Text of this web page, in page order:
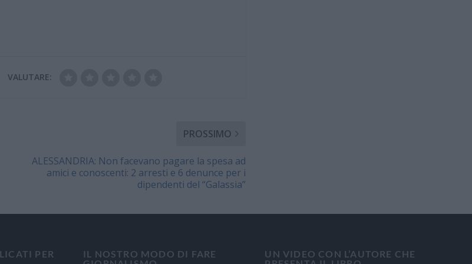
VALUTARE:
PROSSIMO
ALESSANDRIA: Non facevano pagare la spesa ad
amici e conoscenti: 2 arresti e 6 denunce per i
dipendenti del “Galassia”
PER
IL NOSTRO MODO DI FARE
UN VIDEO CON L’AUTORE CHE